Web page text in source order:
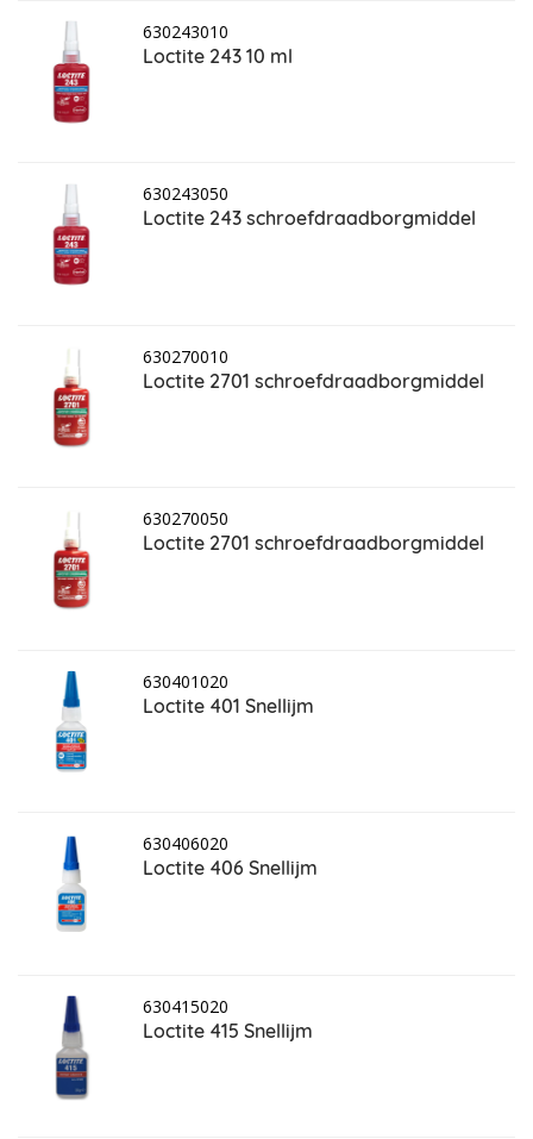
630243010
Loctite 243 10 ml
630243050
Loctite 243 schroefdraadborgmiddel
630270010
Loctite 2701 schroefdraadborgmiddel
630270050
Loctite 2701 schroefdraadborgmiddel
630401020
Loctite 401 Snellijm
630406020
Loctite 406 Snellijm
630415020
Loctite 415 Snellijm